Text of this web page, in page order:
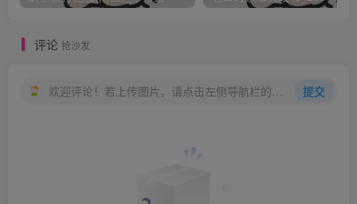
“考-考试没考好，来挨打的。”
评论 抢沙发
欢迎评论！若上传图片，请点击左侧导航栏的图床工具，获取图片链接。 提交